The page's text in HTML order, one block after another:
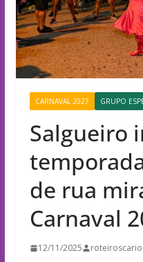
CARNAVAL 2027 GRUPO
Salgueiro
de rua
Carnaval
12/11/2025